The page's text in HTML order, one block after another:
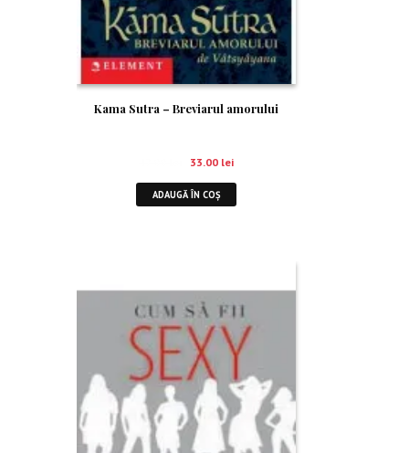
Kama Sutra – Breviarul amorului
33.00 lei
ADAUGĂ ÎN COȘ